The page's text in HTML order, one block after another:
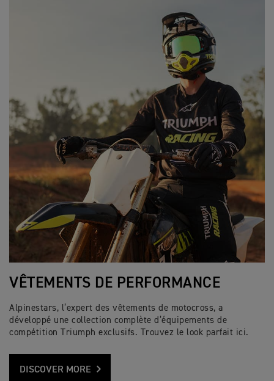
VÊTEMENTS DE PERFORMANCE
Alpinestars, l’expert des vêtements de motocross, a
développé une collection complète d’équipements de
compétition Triumph exclusifs. Trouvez le look parfait ici.
DISCOVER MORE